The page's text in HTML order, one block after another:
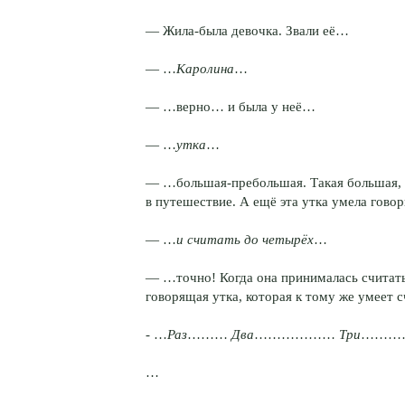
— Жила-была девочка. Звали её…
— …Каролина…
— …верно… и была у неё…
— …утка…
— …большая-пребольшая. Такая большая,
в путешествие. А ещё эта утка умела
— …и считать до четырёх…
— …точно! Когда она принималась
говорящая утка, которая к тому же умеет
- …Раз……… Два……………… Три
…